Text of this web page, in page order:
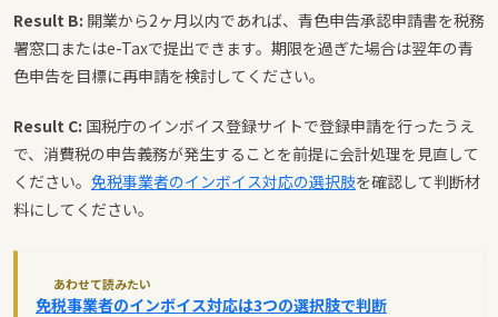
Result B: 開業から2ヶ月以内であれば、青色申告承認申請書を税務
署窓口またはe-Taxで提出できます。期限を過ぎた場合は翌年の青
色申告を目標に再申請を検討してください。
Result C: 国税庁のインボイス登録サイトで登録申請を行ったうえ
で、消費税の申告義務が発生することを前提に会計処理を見直して
ください。 免税事業者のインボイス対応の選択肢を確認して判断材
料にしてください。
あわせて読みたい
免税事業者のインボイス対応は3つの選択肢で判断